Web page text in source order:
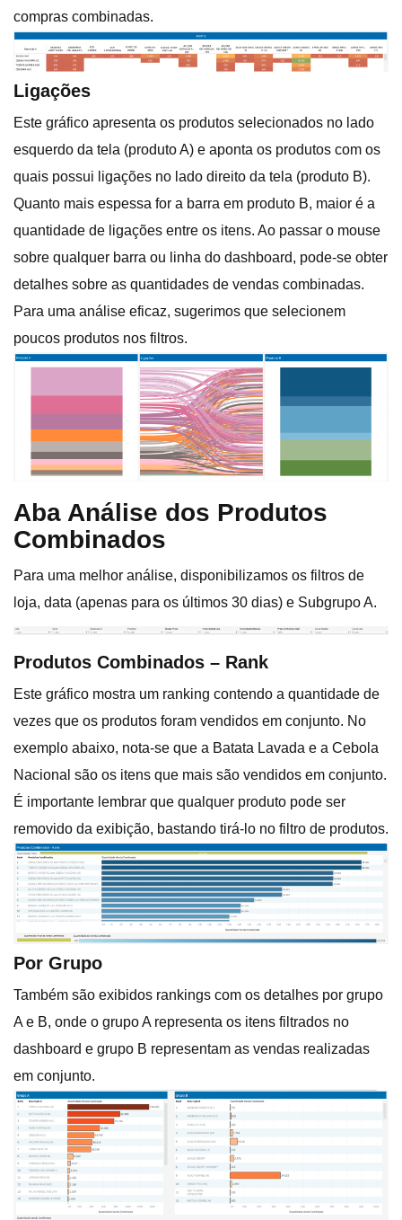
compras combinadas.
Ligações
Este gráfico apresenta os produtos selecionados no lado
esquerdo da tela (produto A) e aponta os produtos com os
quais possui ligações no lado direito da tela (produto B).
Quanto mais espessa for a barra em produto B, maior é a
quantidade de ligações entre os itens. Ao passar o mouse
sobre qualquer barra ou linha do dashboard, pode-se obter
detalhes sobre as quantidades de vendas combinadas.
Para uma análise eficaz, sugerimos que selecionem
poucos produtos nos filtros.
Aba Análise dos Produtos
Combinados
Para uma melhor análise, disponibilizamos os filtros de
loja, data (apenas para os últimos 30 dias) e Subgrupo A.
Produtos Combinados – Rank
Este gráfico mostra um ranking contendo a quantidade de
vezes que os produtos foram vendidos em conjunto. No
exemplo abaixo, nota-se que a Batata Lavada e a Cebola
Nacional são os itens que mais são vendidos em conjunto.
É importante lembrar que qualquer produto pode ser
removido da exibição, bastando tirá-lo no filtro de produtos.
Por Grupo
Também são exibidos rankings com os detalhes por grupo
A e B, onde o grupo A representa os itens filtrados no
dashboard e grupo B representam as vendas realizadas
em conjunto.